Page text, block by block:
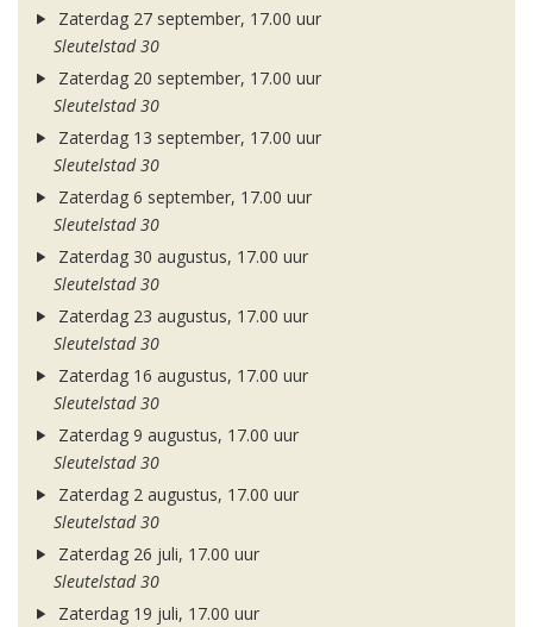
Zaterdag 27 september, 17.00 uur
Sleutelstad 30
Zaterdag 20 september, 17.00 uur
Sleutelstad 30
Zaterdag 13 september, 17.00 uur
Sleutelstad 30
Zaterdag 6 september, 17.00 uur
Sleutelstad 30
Zaterdag 30 augustus, 17.00 uur
Sleutelstad 30
Zaterdag 23 augustus, 17.00 uur
Sleutelstad 30
Zaterdag 16 augustus, 17.00 uur
Sleutelstad 30
Zaterdag 9 augustus, 17.00 uur
Sleutelstad 30
Zaterdag 2 augustus, 17.00 uur
Sleutelstad 30
Zaterdag 26 juli, 17.00 uur
Sleutelstad 30
Zaterdag 19 juli, 17.00 uur